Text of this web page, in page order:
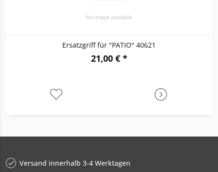
Ersatzgriff für "PATIO" 40621
21,00 € *
Versand innerhalb 3-4 Werktagen